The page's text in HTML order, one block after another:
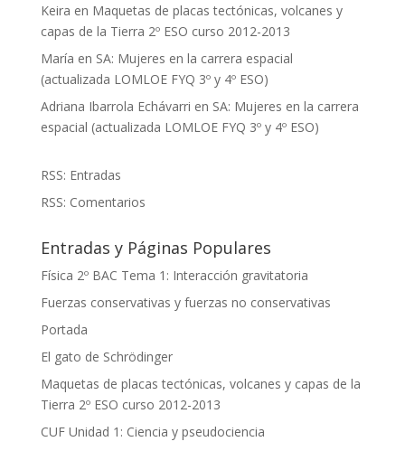
Keira en Maquetas de placas tectónicas, volcanes y
capas de la Tierra 2º ESO curso 2012-2013
María en SA: Mujeres en la carrera espacial
(actualizada LOMLOE FYQ 3º y 4º ESO)
Adriana Ibarrola Echávarri en SA: Mujeres en la carrera
espacial (actualizada LOMLOE FYQ 3º y 4º ESO)
RSS: Entradas
RSS: Comentarios
Entradas y Páginas Populares
Física 2º BAC Tema 1: Interacción gravitatoria
Fuerzas conservativas y fuerzas no conservativas
Portada
El gato de Schrödinger
Maquetas de placas tectónicas, volcanes y capas de la
Tierra 2º ESO curso 2012-2013
CUF Unidad 1: Ciencia y pseudociencia